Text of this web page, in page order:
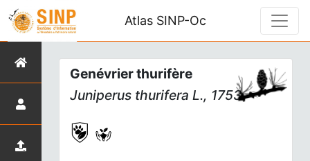
Atlas SINP-Oc
Genévrier thurifère
Juniperus thurifera L., 1753